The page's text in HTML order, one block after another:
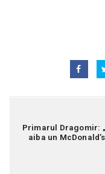
Primarul Dragomir:
aiba un